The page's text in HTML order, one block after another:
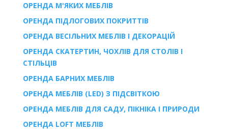
ОРЕНДА М'ЯКИХ МЕБЛІВ
ОРЕНДА ПІДЛОГОВИХ ПОКРИТТІВ
ОРЕНДА ВЕСІЛЬНИХ МЕБЛІВ І ДЕКОРАЦІЙ
ОРЕНДА СКАТЕРТИН, ЧОХЛІВ ДЛЯ СТОЛІВ І
СТІЛЬЦІВ
ОРЕНДА БАРНИХ МЕБЛІВ
ОРЕНДА МЕБЛІВ (LED) З ПІДСВІТКОЮ
ОРЕНДА МЕБЛІВ ДЛЯ САДУ, ПІКНІКА І ПРИРОДИ
ОРЕНДА LOFT МЕБЛІВ